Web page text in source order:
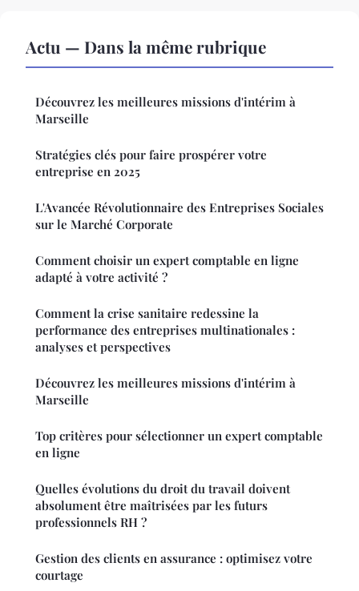
Actu — Dans la même rubrique
Découvrez les meilleures missions d'intérim à
Marseille
Stratégies clés pour faire prospérer votre
entreprise en 2025
L'Avancée Révolutionnaire des Entreprises Sociales
sur le Marché Corporate
Comment choisir un expert comptable en ligne
adapté à votre activité ?
Comment la crise sanitaire redessine la
performance des entreprises multinationales :
analyses et perspectives
Découvrez les meilleures missions d'intérim à
Marseille
Top critères pour sélectionner un expert comptable
en ligne
Quelles évolutions du droit du travail doivent
absolument être maîtrisées par les futurs
professionnels RH ?
Gestion des clients en assurance : optimisez votre
courtage